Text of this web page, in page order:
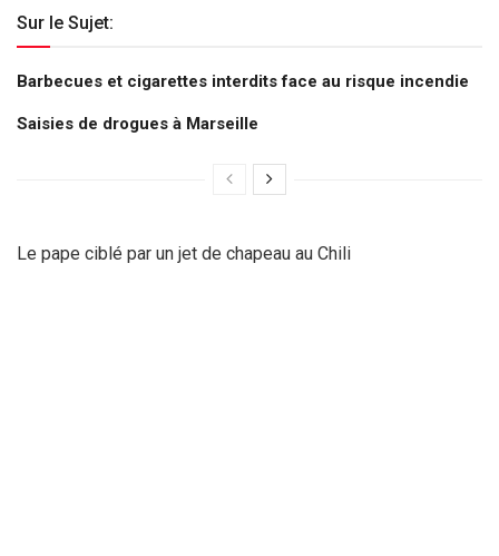
Sur le Sujet:
Barbecues et cigarettes interdits face au risque incendie
Saisies de drogues à Marseille
Le pape ciblé par un jet de chapeau au Chili